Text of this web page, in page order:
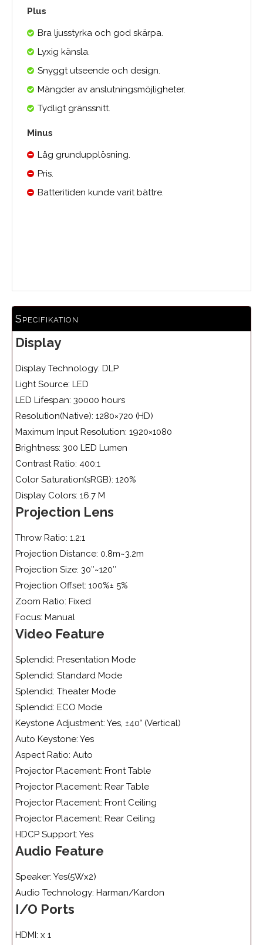
Plus
Bra ljusstyrka och god skärpa.
Lyxig känsla.
Snyggt utseende och design.
Mängder av anslutningsmöjligheter.
Tydligt gränssnitt.
Minus
Låg grundupplösning.
Pris.
Batteritiden kunde varit bättre.
Specifikation
Display
Display Technology: DLP
Light Source: LED
LED Lifespan: 30000 hours
Resolution(Native): 1280×720 (HD)
Maximum Input Resolution: 1920×1080
Brightness: 300 LED Lumen
Contrast Ratio: 400:1
Color Saturation(sRGB): 120%
Display Colors: 16.7 M
Projection Lens
Throw Ratio: 1.2:1
Projection Distance: 0.8m~3.2m
Projection Size: 30″~120″
Projection Offset: 100%± 5%
Zoom Ratio: Fixed
Focus: Manual
Video Feature
Splendid: Presentation Mode
Splendid: Standard Mode
Splendid: Theater Mode
Splendid: ECO Mode
Keystone Adjustment: Yes, ±40° (Vertical)
Auto Keystone: Yes
Aspect Ratio: Auto
Projector Placement: Front Table
Projector Placement: Rear Table
Projector Placement: Front Ceiling
Projector Placement: Rear Ceiling
HDCP Support: Yes
Audio Feature
Speaker: Yes(5Wx2)
Audio Technology: Harman/Kardon
I/O Ports
HDMI: x 1